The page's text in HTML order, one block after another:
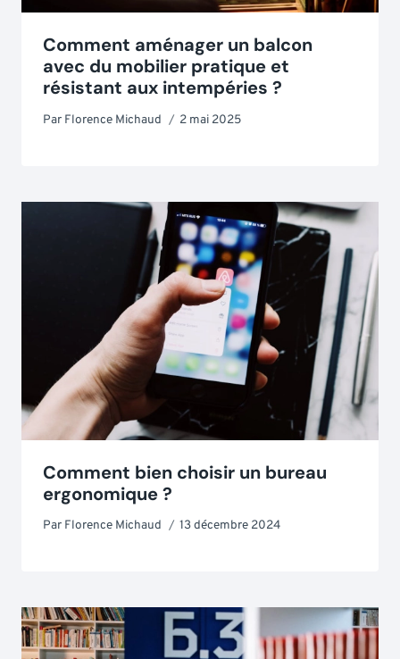
Comment aménager un balcon
avec du mobilier pratique et
résistant aux intempéries ?
Par Florence Michaud 2 mai 2025
Comment bien choisir un bureau
ergonomique ?
Par Florence Michaud 13 décembre 2024